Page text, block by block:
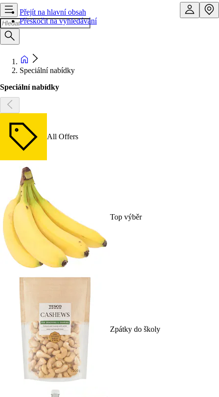
Přejít na hlavní obsah
Přeskočit na vyhledávání
Speciální nabídky
Speciální nabídky
All Offers
Top výběr
Zpátky do školy